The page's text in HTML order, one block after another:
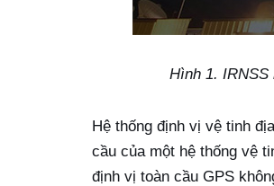
Hình 1.
Hệ thống định vị vệ tinh
cầu của một hệ thống vệ
định vị toàn cầu GPS